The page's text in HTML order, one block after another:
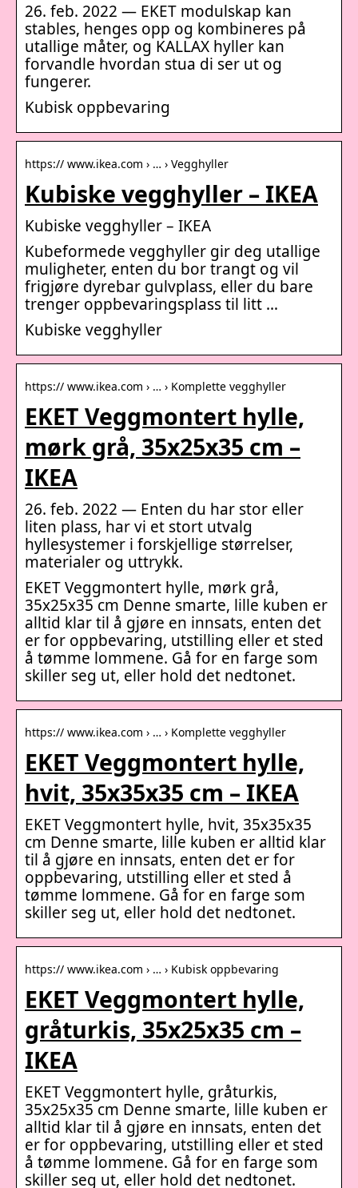
26. feb. 2022 — EKET modulskap kan
stables, henges opp og kombineres på
utallige måter, og KALLAX hyller kan
forvandle hvordan stua di ser ut og
fungerer.
Kubisk oppbevaring
https:// www.ikea.com › … › Vegghyller
Kubiske vegghyller – IKEA
Kubiske vegghyller – IKEA
Kubeformede vegghyller gir deg utallige
muligheter, enten du bor trangt og vil
frigjøre dyrebar gulvplass, eller du bare
trenger oppbevaringsplass til litt …
Kubiske vegghyller
https:// www.ikea.com › … › Komplette vegghyller
EKET Veggmontert hylle,
mørk grå, 35x25x35 cm –
IKEA
26. feb. 2022 — Enten du har stor eller
liten plass, har vi et stort utvalg
hyllesystemer i forskjellige størrelser,
materialer og uttrykk.
EKET Veggmontert hylle, mørk grå,
35x25x35 cm Denne smarte, lille kuben er
alltid klar til å gjøre en innsats, enten det
er for oppbevaring, utstilling eller et sted
å tømme lommene. Gå for en farge som
skiller seg ut, eller hold det nedtonet.
https:// www.ikea.com › … › Komplette vegghyller
EKET Veggmontert hylle,
hvit, 35x35x35 cm – IKEA
EKET Veggmontert hylle, hvit, 35x35x35
cm Denne smarte, lille kuben er alltid klar
til å gjøre en innsats, enten det er for
oppbevaring, utstilling eller et sted å
tømme lommene. Gå for en farge som
skiller seg ut, eller hold det nedtonet.
https:// www.ikea.com › … › Kubisk oppbevaring
EKET Veggmontert hylle,
gråturkis, 35x25x35 cm –
IKEA
EKET Veggmontert hylle, gråturkis,
35x25x35 cm Denne smarte, lille kuben er
alltid klar til å gjøre en innsats, enten det
er for oppbevaring, utstilling eller et sted
å tømme lommene. Gå for en farge som
skiller seg ut, eller hold det nedtonet.